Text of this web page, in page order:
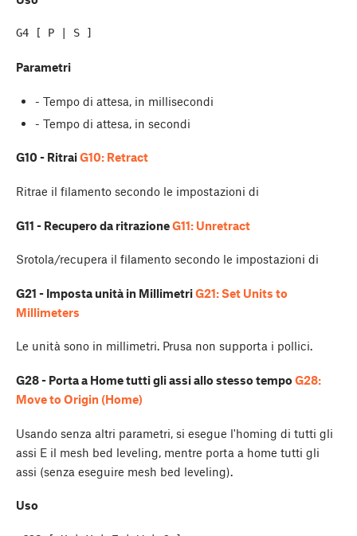
Parametri
- Tempo di attesa, in millisecondi
- Tempo di attesa, in secondi
G10 - RitraiG10: Retract
Ritrae il filamento secondo le impostazioni di
G11 - Recupero da ritrazioneG11: Unretract
Srotola/recupera il filamento secondo le impostazioni di
G21 - Imposta unità in MillimetriG21: Set Units to
Millimeters
Le unità sono in millimetri. Prusa non supporta i pollici.
G28 - Porta a Home tutti gli assi allo stesso tempo G28:
Move to Origin (Home)
Usando senza altri parametri, si esegue l'homing di tutti gli
assi E il mesh bed leveling, mentre porta a home tutti gli
assi (senza eseguire mesh bed leveling).
Uso